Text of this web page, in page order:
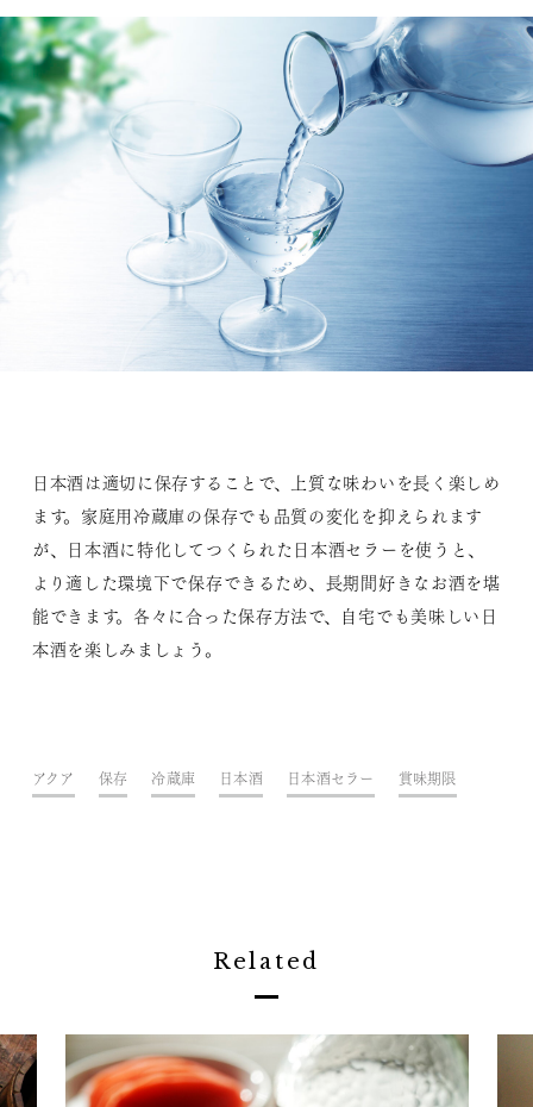
日本酒は適切に保存することで、上質な味わいを長く楽しめ
ます。家庭用冷蔵庫の保存でも品質の変化を抑えられます
が、日本酒に特化してつくられた日本酒セラーを使うと、
より適した環境下で保存できるため、長期間好きなお酒を堪
能できます。各々に合った保存方法で、自宅でも美味しい日
本酒を楽しみましょう。
アクア 保存 冷蔵庫 日本酒 日本酒セラー 賞味期限
Related